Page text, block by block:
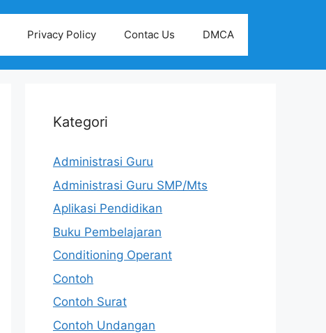
Privacy Policy Contac Us DMCA
Kategori
Administrasi Guru
Administrasi Guru SMP/Mts
Aplikasi Pendidikan
Buku Pembelajaran
Conditioning Operant
Contoh
Contoh Surat
Contoh Undangan